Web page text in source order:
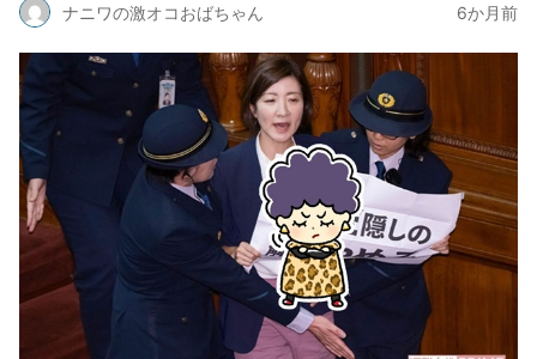
ナニワの激オコおばちゃん 6か月前